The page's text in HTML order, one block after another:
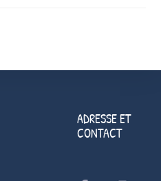
ADRESSE ET
CONTACT